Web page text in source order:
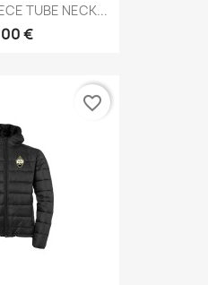
TUBE NECK...
€
favorite_border